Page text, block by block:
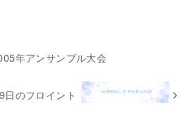
年アンサンブル大会
のフロイント